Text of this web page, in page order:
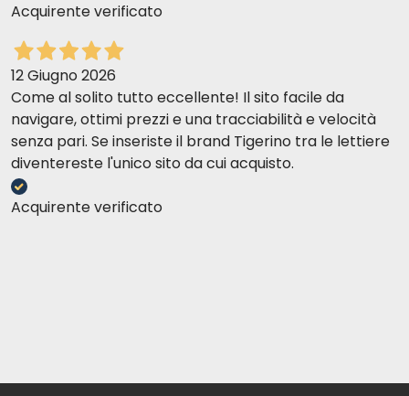
Acquirente verificato
12 Giugno 2026
Come al solito tutto eccellente! Il sito facile da
navigare, ottimi prezzi e una tracciabilità e velocità
senza pari. Se inseriste il brand Tigerino tra le lettiere
diventereste l'unico sito da cui acquisto.
Acquirente verificato